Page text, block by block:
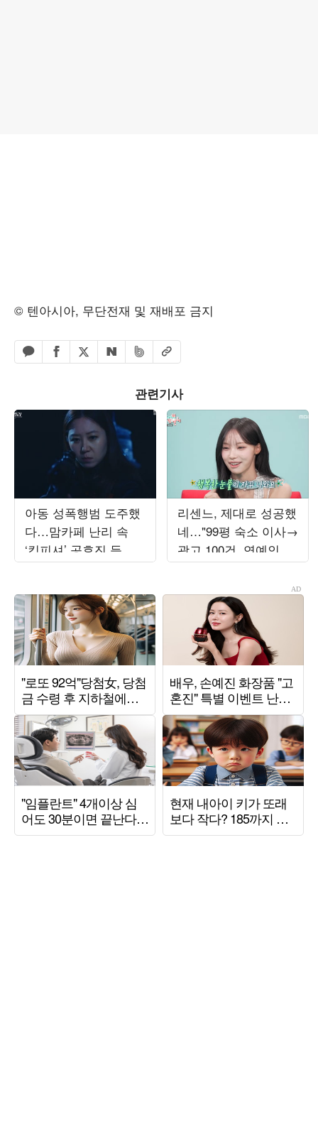
© 텐아시아, 무단전재 및 재배포 금지
카카오톡 공유하기
페이스북 공유하기
엑스 공유하기
네이버 공유하기
밴드 공유하기
URL복사
관련기사
아동 성폭행범 도주했
다…맘카페 난리 속
‘킹피셔’ 공효진 등판
(‘유부녀 킬러’)
리센느, 제대로 성공했
네…"99평 숙소 이사→
광고 100건, 연예인병
경계" ('전참시')